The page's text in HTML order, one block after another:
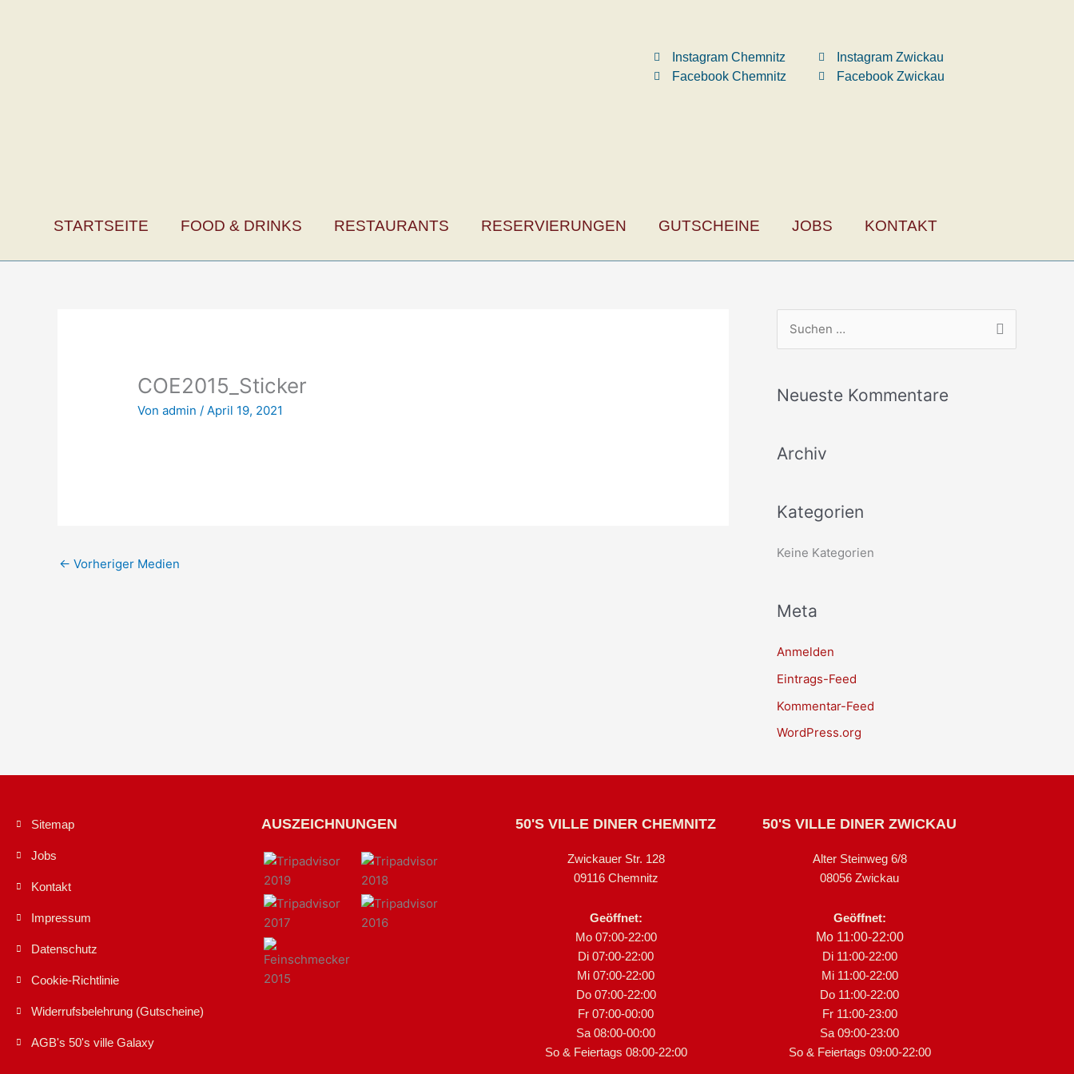
Instagram Chemnitz
Facebook Chemnitz
Instagram Zwickau
Facebook Zwickau
STARTSEITE FOOD & DRINKS RESTAURANTS RESERVIERUNGEN GUTSCHEINE JOBS KONTAKT
COE2015_Sticker
Vonadmin/April 19, 2021
← Vorheriger Medien
h
n
h
Neueste Kommentare
Archiv
Kategorien
Keine Kategorien
Meta
Anmelden
Eintrags-Feed
Kommentar-Feed
WordPress.org
Sitemap
Jobs
Kontakt
Impressum
Datenschutz
Cookie-Richtlinie
Widerrufsbelehrung (Gutscheine)
AGB's 50's ville Galaxy
AUSZEICHNUNGEN 50'S VILLE DINER CHEMNITZ
Zwickauer Str. 128
09116 Chemnitz
Geöffnet:
Mo 07:00-22:00
Di 07:00-22:00
Mi 07:00-22:00
Do 07:00-22:00
Fr 07:00-00:00
Sa 08:00-00:00
So & Feiertags 08:00-22:00
50'S VILLE DINER ZWICKAU
Alter Steinweg 6/8
08056 Zwickau
Geöffnet:
Mo 11:00-22:00
Di 11:00-22:00
Mi 11:00-22:00
Do 11:00-22:00
Fr 11:00-23:00
Sa 09:00-23:00
So & Feiertags 09:00-22:00